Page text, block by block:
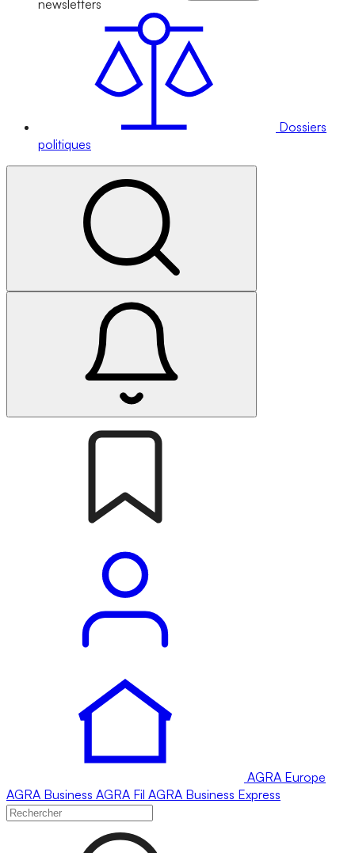
newsletters
Dossiers
politiques
AGRA Europe
AGRA Business AGRA Fil AGRA Business Express